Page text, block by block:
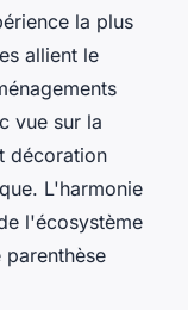
la plus
allient le
vue sur la
décoration
L'harmonie
l'écosystème